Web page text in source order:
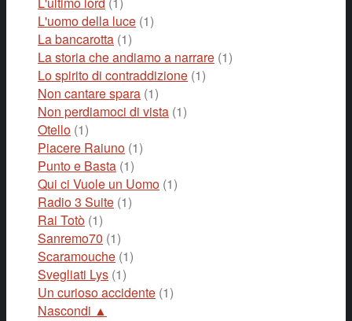
L'uomo della luce (1)
La bancarotta (1)
La storia che andiamo a narrare (1)
Lo spirito di contraddizione (1)
Non cantare spara (1)
Non perdiamoci di vista (1)
Otello (1)
Piacere Raiuno (1)
Punto e Basta (1)
Qui ci Vuole un Uomo (1)
Radio 3 Suite (1)
Rai Totò (1)
Sanremo70 (1)
Scaramouche (1)
Svegliati Lys (1)
Un curioso accidente (1)
Nascondi ▲